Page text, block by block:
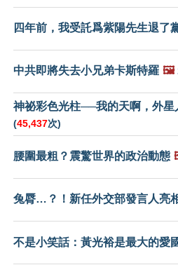
四年前，我受託爲紫陽先生退了
中共即將失去小兄弟卡斯特羅 🖼️
神祕彩色光柱──我的天啊，外星
(45,437次)
腰圍最粗？震驚世界的政治動態
兔脣…？！新任外交部發言人亮
不是小笑話：黃光裕是最大的愛